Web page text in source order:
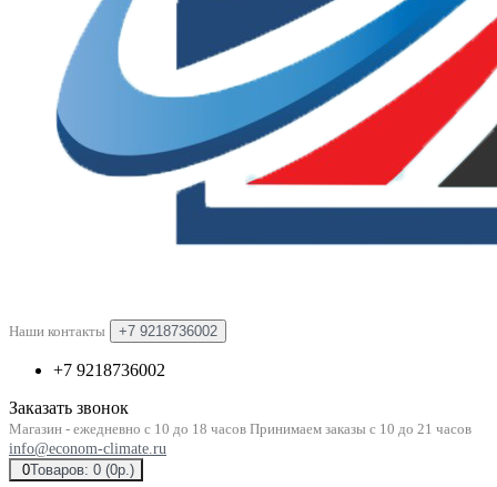
Наши контакты +7 9218736002
+7 9218736002
Заказать звонок
Магазин - ежедневно с 10 до 18 часов Принимаем заказы с 10 до 21 часов
info@econom-climate.ru
0Товаров: 0 (0р.)